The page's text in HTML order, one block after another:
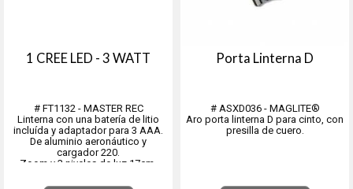
1 CREE LED - 3 WATT
# FT1132 - MASTER REC
Linterna con una batería de litio
incluída y adaptador para 3 AAA.
De aluminio aeronáutico y
cargador 220.
Zoom y 3 niveles de luz.17cm.
Porta Linterna D
# ASXD036 - MAGLITE®
Aro porta linterna D para cinto, con
presilla de cuero.